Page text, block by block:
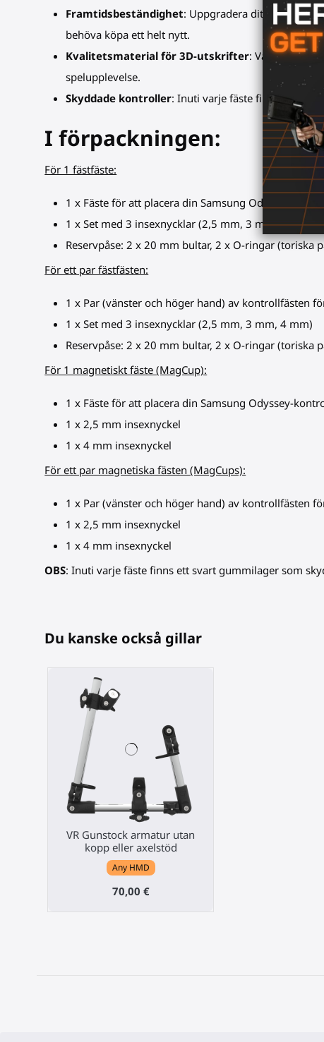
Framtidsbeständighet: Uppgradera ditt tillbehör
behöva köpa ett helt nytt.
Kvalitetsmaterial för 3D-utskrifter: Våra
spelupplevelse.
Skyddade kontroller: Inuti varje fäste finns ett
I förpackningen:
För 1 fästfäste:
1 x Fäste för att placera din Samsung Odyssey-
1 x Set med 3 insexnycklar (2,5 mm, 3 mm, 4 mm)
Reservpåse: 2 x 20 mm bultar, 2 x O-ringar
För ett par fästfästen:
1 x Par (vänster och höger hand) av kontrollfästen
1 x Set med 3 insexnycklar (2,5 mm, 3 mm, 4 mm)
Reservpåse: 2 x 20 mm bultar, 2 x O-ringar
För 1 magnetiskt fäste (MagCup):
1 x Fäste för att placera din Samsung Odyssey-
1 x 2,5 mm insexnyckel
1 x 4 mm insexnyckel
För ett par magnetiska fästen (MagCups):
1 x Par (vänster och höger hand) av kontrollfästen
1 x 2,5 mm insexnyckel
1 x 4 mm insexnyckel
OBS: Inuti varje fäste finns ett svart gummilager som
Du kanske också gillar
VR Gunstock armatur utan
kopp eller axelstöd
Any HMD
70,00 €